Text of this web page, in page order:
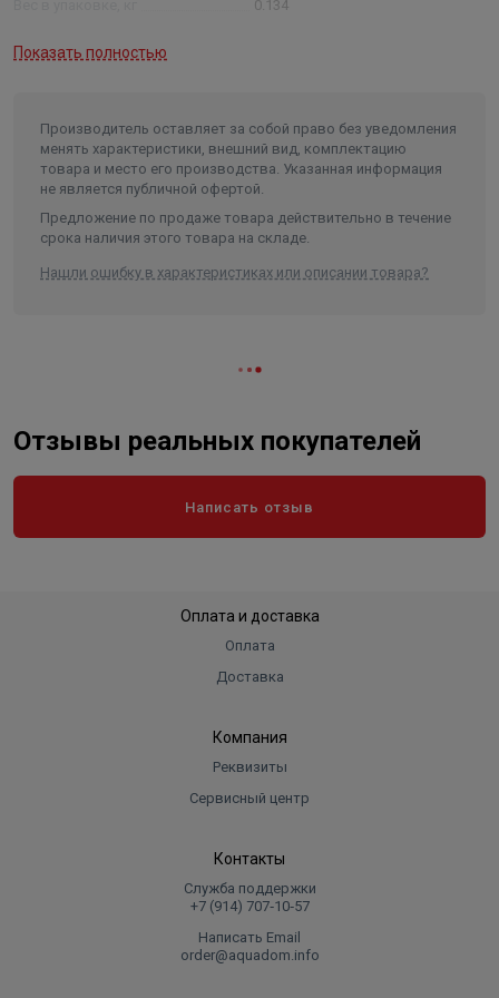
0.134
Показать полностью
Производитель оставляет за собой право без уведомления
менять характеристики, внешний вид, комплектацию
товара и место его производства. Указанная информация
не является публичной офертой.
Предложение по продаже товара действительно в течение
срока наличия этого товара на складе.
Нашли ошибку в характеристиках или описании товара?
Отзывы реальных покупателей
Написать отзыв
Оплата и доставка
Оплата
Доставка
Компания
Реквизиты
Сервисный центр
Контакты
Служба поддержки
+7 (914) 707‑10‑57
Написать Email
order@aquadom.info